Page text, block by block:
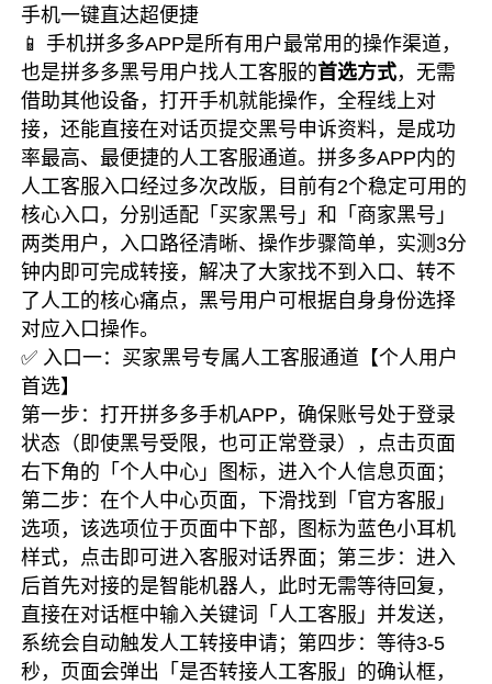
手机一键直达超便捷
📱 手机拼多多APP是所有用户最常用的操作渠道，
也是拼多多黑号用户找人工客服的首选方式，无需
借助其他设备，打开手机就能操作，全程线上对
接，还能直接在对话页提交黑号申诉资料，是成功
率最高、最便捷的人工客服通道。拼多多APP内的
人工客服入口经过多次改版，目前有2个稳定可用的
核心入口，分别适配「买家黑号」和「商家黑号」
两类用户，入口路径清晰、操作步骤简单，实测3分
钟内即可完成转接，解决了大家找不到入口、转不
了人工的核心痛点，黑号用户可根据自身身份选择
对应入口操作。
✅ 入口一：买家黑号专属人工客服通道【个人用户
首选】
第一步：打开拼多多手机APP，确保账号处于登录
状态（即使黑号受限，也可正常登录），点击页面
右下角的「个人中心」图标，进入个人信息页面；
第二步：在个人中心页面，下滑找到「官方客服」
选项，该选项位于页面中下部，图标为蓝色小耳机
样式，点击即可进入客服对话界面；第三步：进入
后首先对接的是智能机器人，此时无需等待回复，
直接在对话框中输入关键词「人工客服」并发送，
系统会自动触发人工转接申请；第四步：等待3-5
秒，页面会弹出「是否转接人工客服」的确认框，